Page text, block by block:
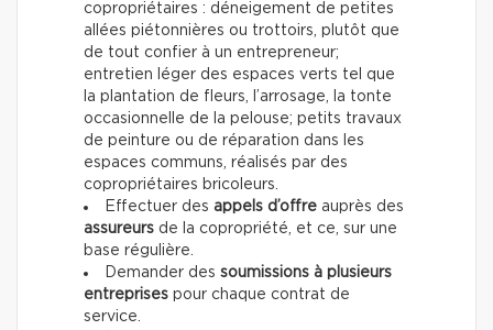
copropriétaires : déneigement de petites
allées piétonnières ou trottoirs, plutôt que
de tout confier à un entrepreneur;
entretien léger des espaces verts tel que
la plantation de fleurs, l’arrosage, la tonte
occasionnelle de la pelouse; petits travaux
de peinture ou de réparation dans les
espaces communs, réalisés par des
copropriétaires bricoleurs.
Effectuer des appels d’offre auprès des
assureurs de la copropriété, et ce, sur une
base régulière.
Demander des soumissions à plusieurs
entreprises pour chaque contrat de
service.